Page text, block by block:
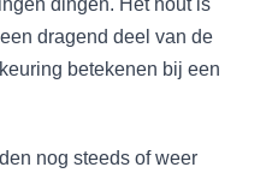
dingen. Het hout is
dragend deel van de
betekenen bij een
nog steeds of weer